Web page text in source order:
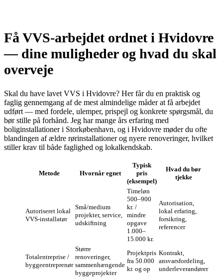
Få VVS-arbejdet ordnet i Hvidovre
— dine muligheder og hvad du skal
overveje
Skal du have lavet VVS i Hvidovre? Her får du en praktisk og
faglig gennemgang af de mest almindelige måder at få arbejdet
udført — med fordele, ulemper, prispejl og konkrete spørgsmål, du
bør stille på forhånd. Jeg har mange års erfaring med
boliginstallationer i Storkøbenhavn, og i Hvidovre møder du ofte
blandingen af ældre rørinstallationer og nyere renoveringer, hvilket
stiller krav til både faglighed og lokalkendskab.
Metode Hvornår egnet
Typisk
pris
(eksempel)
Hvad du bør
tjekke
Autoriseret lokal
VVS-installatør
Små/medium
projekter, service,
udskiftning
Timeløn
500–900
kr. /
mindre
opgave
1.000–
15.000 kr.
Autorisation,
lokal erfaring,
forsikring,
referencer
Totalentreprise /
byggeentreprenør
Større
renoveringer,
sammenhængende
byggeprojekter
Projektpris
fra 50.000
kr. og op
Kontrakt,
ansvarsfordeling,
underleverandører